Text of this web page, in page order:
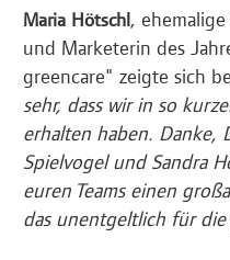
Maria Hötschl,
und Marketerin des
greencare" zeigte sich
sehr, dass wir in so
erhalten haben. Danke,
Spielvogel und Sandra
euren Teams einen
das unentgeltlich für